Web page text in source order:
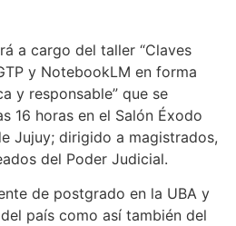
a cargo del taller “Claves
y NotebookLM en forma
y responsable” que se
16 horas en el Salón Éxodo
Jujuy; dirigido a magistrados,
del Poder Judicial.
de postgrado en la UBA y
país como así también del